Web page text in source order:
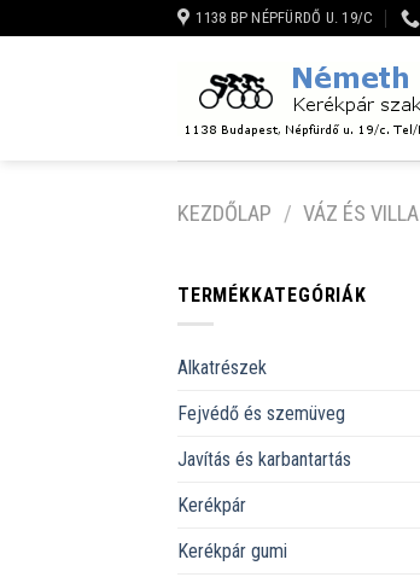
to
1138 BP NÉPFÜRDŐ U. 19/C
KEZDŐLAP / VÁZ ÉS VILLA
TERMÉKKATEGÓRIÁK
Alkatrészek
Fejvédő és szemüveg
Javítás és karbantartás
Kerékpár
Kerékpár gumi